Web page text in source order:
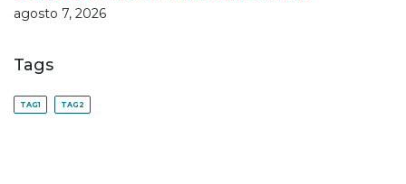
agosto 7, 2026
Tags
TAG1 TAG2